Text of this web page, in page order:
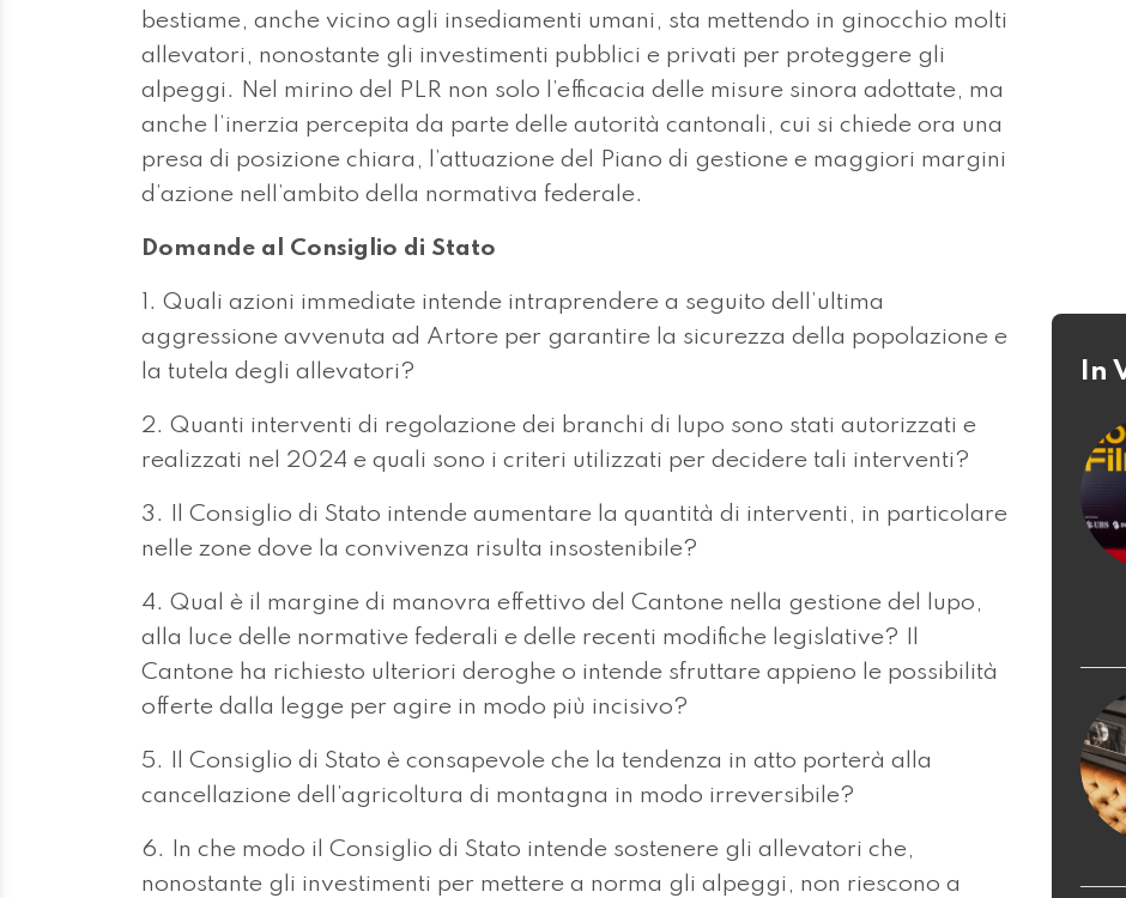
bestiame, anche vicino agli insediamenti umani, sta mettendo in ginocchio molti
allevatori, nonostante gli investimenti pubblici e privati per proteggere gli
alpeggi. Nel mirino del PLR non solo l’efficacia delle misure sinora adottate, ma
anche l’inerzia percepita da parte delle autorità cantonali, cui si chiede ora una
presa di posizione chiara, l’attuazione del Piano di gestione e maggiori margini
d’azione nell’ambito della normativa federale.
Domande al Consiglio di Stato
1. Quali azioni immediate intende intraprendere a seguito dell’ultima
aggressione avvenuta ad Artore per garantire la sicurezza della popolazione e
la tutela degli allevatori?
2. Quanti interventi di regolazione dei branchi di lupo sono stati autorizzati e
realizzati nel 2024 e quali sono i criteri utilizzati per decidere tali interventi?
3. Il Consiglio di Stato intende aumentare la quantità di interventi, in particolare
nelle zone dove la convivenza risulta insostenibile?
4. Qual è il margine di manovra effettivo del Cantone nella gestione del lupo,
alla luce delle normative federali e delle recenti modifiche legislative? Il
Cantone ha richiesto ulteriori deroghe o intende sfruttare appieno le possibilità
offerte dalla legge per agire in modo più incisivo?
5. Il Consiglio di Stato è consapevole che la tendenza in atto porterà alla
cancellazione dell’agricoltura di montagna in modo irreversibile?
6. In che modo il Consiglio di Stato intende sostenere gli allevatori che,
nonostante gli investimenti per mettere a norma gli alpeggi, non riescono a
In